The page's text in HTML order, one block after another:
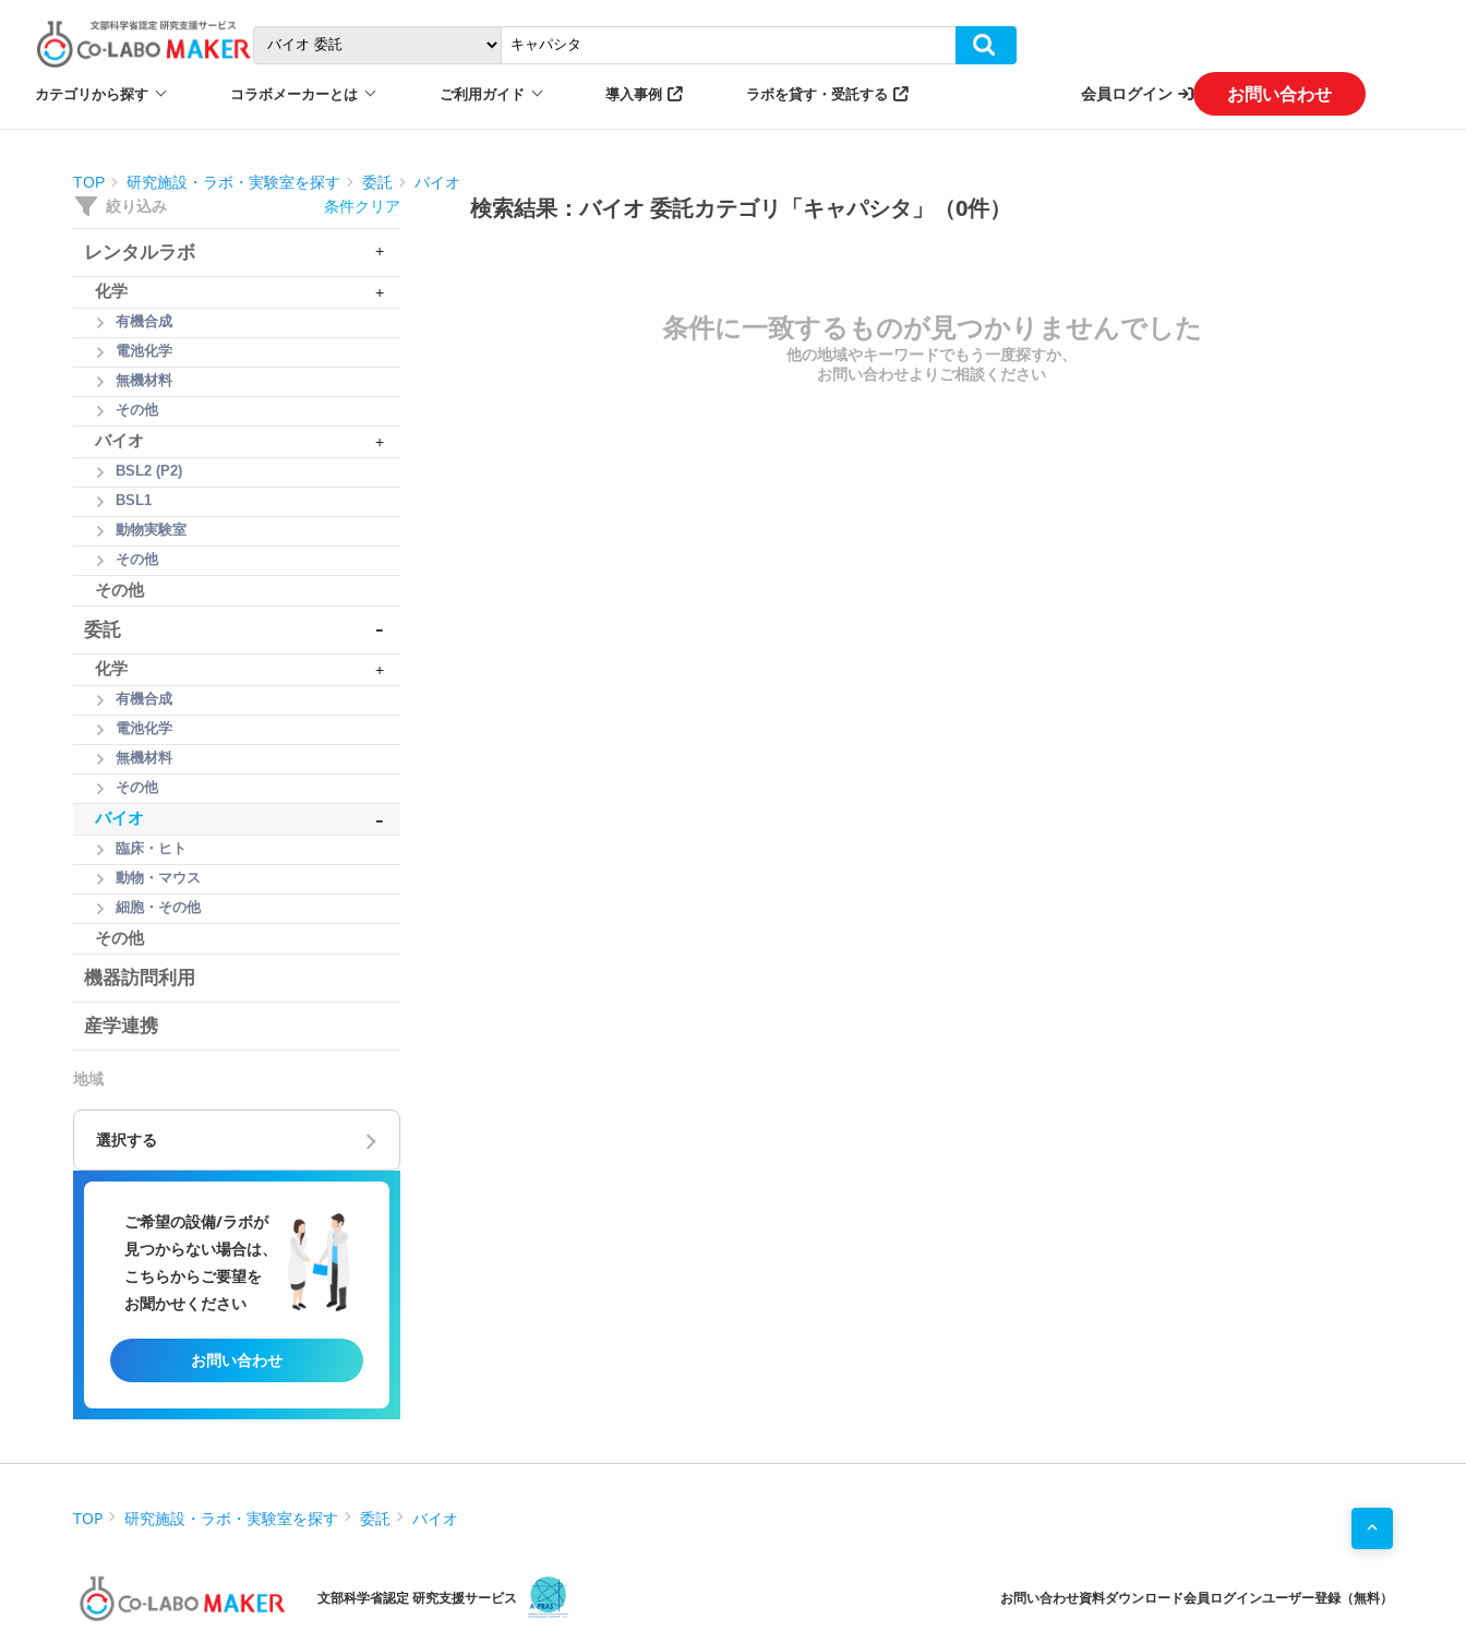
カテゴリから探す コラボメーカーとは ご利用ガイド 導入事例 ラボを貸す・受託する 会員ログイン お問い合わせ
TOP 研究施設・ラボ・実験室を探す 委託 バイオ
絞り込み 条件クリア
レンタルラボ +
化学 +
有機合成
電池化学
無機材料
その他
バイオ +
BSL2 (P2)
BSL1
動物実験室
その他
その他
委託 -
化学 +
有機合成
電池化学
無機材料
その他
バイオ -
臨床・ヒト
動物・マウス
細胞・その他
その他
機器訪問利用
産学連携
地域
選択する
ご希望の設備/ラボが
見つからない場合は、
こちらからご要望を
お聞かせください
お問い合わせ
検索結果：バイオ 委託カテゴリ「キャパシタ」（0件）
条件に一致するものが見つかりませんでした
他の地域やキーワードでもう一度探すか、
お問い合わせよりご相談ください
TOP 研究施設・ラボ・実験室を探す 委託 バイオ
文部科学省認定 研究支援サービス お問い合わせ資料ダウンロード会員ログインユーザー登録（無料）